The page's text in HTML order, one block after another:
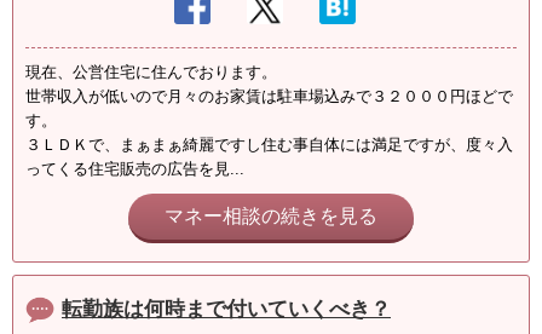
現在、公営住宅に住んでおります。
世帯収入が低いので月々のお家賃は駐車場込みで３２０００円ほどで
す。
３ＬＤＫで、まぁまぁ綺麗ですし住む事自体には満足ですが、度々入
ってくる住宅販売の広告を見...
マネー相談の続きを見る
転勤族は何時まで付いていくべき？